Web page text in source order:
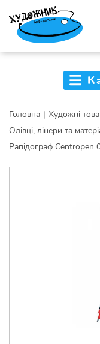
Головна
Художні
Олівці, лінери та
Рапідограф Centropen